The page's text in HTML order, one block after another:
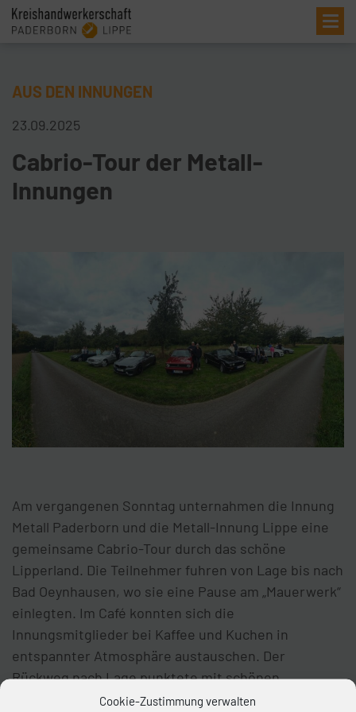
Cookie-Zustimmung verwalten
AUS DEN INNUNGEN
23.09.2025
Cabrio-Tour der Metall-
Innungen
Am vergangenen Sonntag unternahmen die Innung
Metall Paderborn und die Metall-Innung Lippe eine
gemeinsame Cabrio-Tour durch das schöne
Lipperland. Die Teilnehmer fuhren von Lage bis nach
Bad Oeynhausen, wo sie eine Pause am „Mauerwerk“
einlegten. Im Café konnten sich die
Innungsmitglieder bei Kaffee und Kuchen in
entspannter Atmosphäre austauschen. Der
Rückweg nach Lage punktete mit schönen,
kurvenreichen Straßen. Für alle Teilnehmer war der